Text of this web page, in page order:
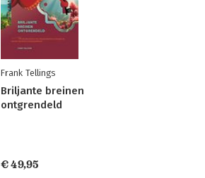
Frank Tellings
Briljante breinen
ontgrendeld
€ 49,95